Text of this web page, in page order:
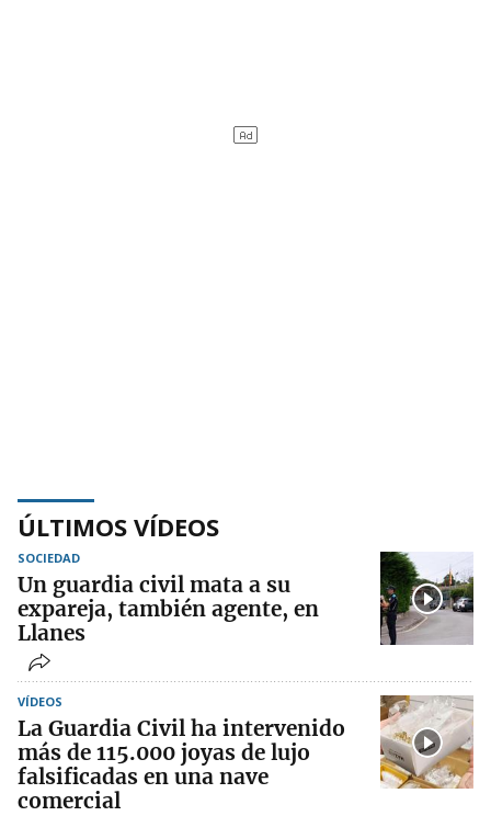
ÚLTIMOS VÍDEOS
SOCIEDAD
Un guardia civil mata a su
expareja, también agente, en
Llanes
VÍDEOS
La Guardia Civil ha intervenido
más de 115.000 joyas de lujo
falsificadas en una nave
comercial